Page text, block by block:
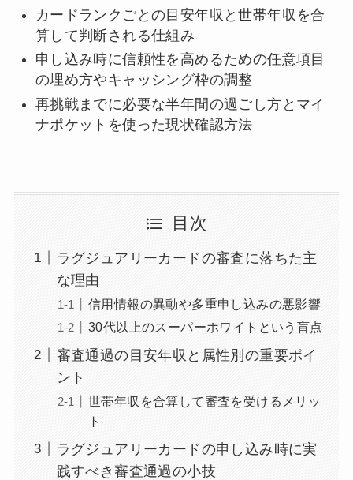
カードランクごとの目安年収と世帯年収を合
算して判断される仕組み
申し込み時に信頼性を高めるための任意項目
の埋め方やキャッシング枠の調整
再挑戦までに必要な半年間の過ごし方とマイ
ナポケットを使った現状確認方法
目次
ラグジュアリーカードの審査に落ちた主
な理由
信用情報の異動や多重申し込みの悪影響
30代以上のスーパーホワイトという盲点
審査通過の目安年収と属性別の重要ポイ
ント
世帯年収を合算して審査を受けるメリッ
ト
ラグジュアリーカードの申し込み時に実
践すべき審査通過の小技